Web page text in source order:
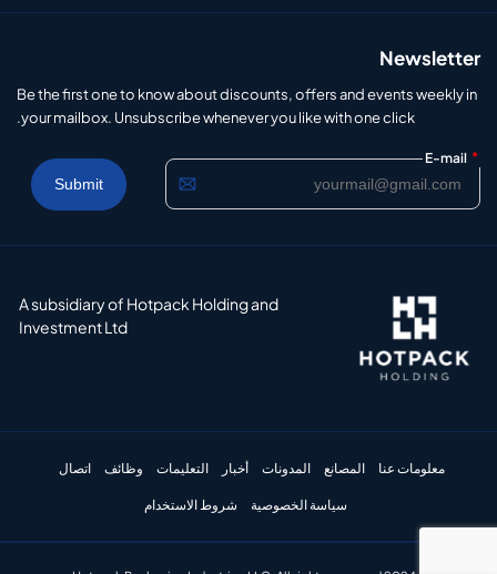
Newsletter
Be the first one to know about discounts, offers and events weekly in
your mailbox. Unsubscribe whenever you like with one click.
E-mail *
A subsidiary of Hotpack Holding and
Investment Ltd
معلومات عنا المصانع المدونات أخبار التعليمات وظائف اتصال
سياسة الخصوصية شروط الاستخدام